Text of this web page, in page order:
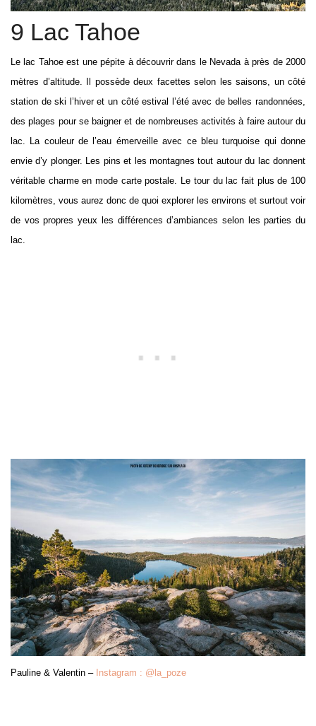
9 Lac Tahoe
Le lac Tahoe est une pépite à découvrir dans le Nevada à près de 2000
mètres d’altitude. Il possède deux facettes selon les saisons, un côté
station de ski l’hiver et un côté estival l’été avec de belles randonnées,
des plages pour se baigner et de nombreuses activités à faire autour du
lac. La couleur de l’eau émerveille avec ce bleu turquoise qui donne
envie d’y plonger. Les pins et les montagnes tout autour du lac donnent
véritable charme en mode carte postale. Le tour du lac fait plus de 100
kilomètres, vous aurez donc de quoi explorer les environs et surtout voir
de vos propres yeux les différences d’ambiances selon les parties du
lac.
Pauline & Valentin – Instagram : @la_poze